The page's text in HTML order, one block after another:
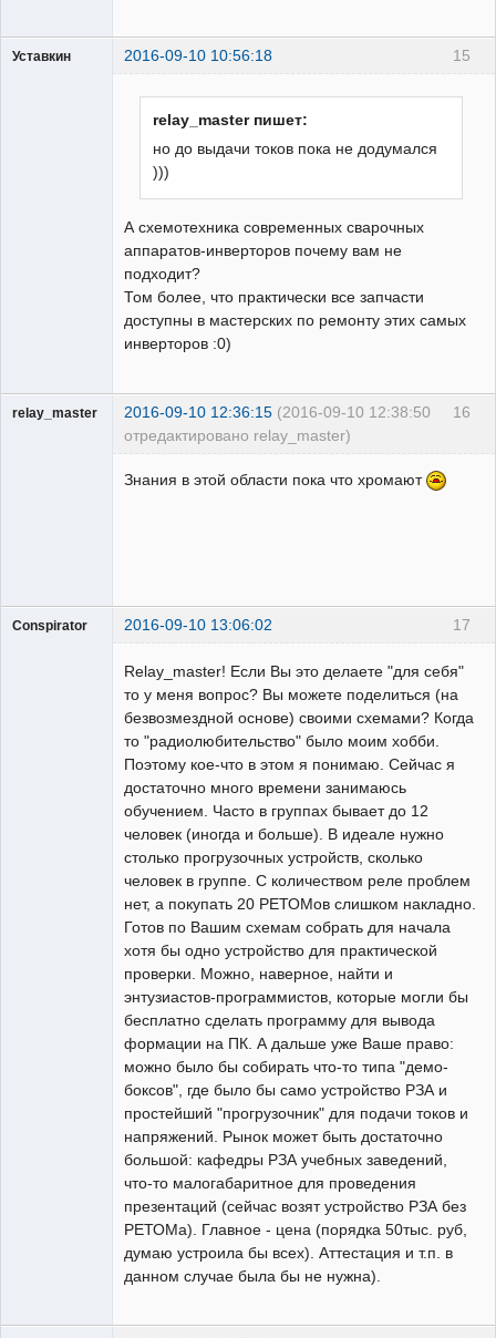
15
Уставкин 2016-09-10 10:56:18
relay_master пишет:
но до выдачи токов пока не додумался
)))
А схемотехника современных сварочных
аппаратов-инверторов почему вам не
подходит?
Том более, что практически все запчасти
доступны в мастерских по ремонту этих самых
инверторов :0)
16
relay_master 2016-09-10 12:36:15 (2016-09-10 12:38:50
отредактировано relay_master)
Знания в этой области пока что хромают
17
Conspirator 2016-09-10 13:06:02
Relay_master! Если Вы это делаете "для себя"
то у меня вопрос? Вы можете поделиться (на
безвозмездной основе) своими схемами? Когда
то "радиолюбительство" было моим хобби.
Поэтому кое-что в этом я понимаю. Сейчас я
достаточно много времени занимаюсь
обучением. Часто в группах бывает до 12
человек (иногда и больше). В идеале нужно
столько прогрузочных устройств, сколько
человек в группе. С количеством реле проблем
нет, а покупать 20 РЕТОМов слишком накладно.
Готов по Вашим схемам собрать для начала
хотя бы одно устройство для практической
проверки. Можно, наверное, найти и
энтузиастов-программистов, которые могли бы
бесплатно сделать программу для вывода
формации на ПК. А дальше уже Ваше право:
можно было бы собирать что-то типа "демо-
боксов", где было бы само устройство РЗА и
простейший "прогрузочник" для подачи токов и
напряжений. Рынок может быть достаточно
большой: кафедры РЗА учебных заведений,
что-то малогабаритное для проведения
презентаций (сейчас возят устройство РЗА без
РЕТОМа). Главное - цена (порядка 50тыс. руб,
думаю устроила бы всех). Аттестация и т.п. в
данном случае была бы не нужна).